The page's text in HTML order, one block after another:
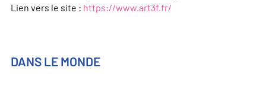
Lien vers le site : https://www.art3f.fr/
DANS LE MONDE